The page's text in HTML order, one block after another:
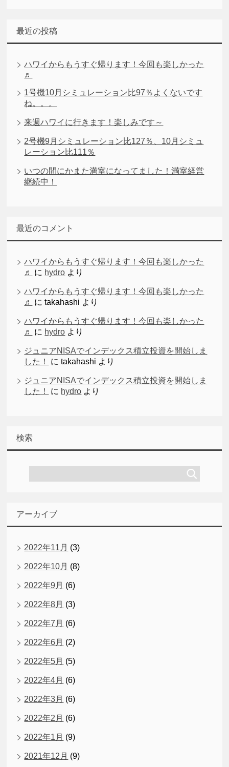
最近の投稿
ハワイからもうすぐ帰ります！今回も楽しかった
♬
1号機10月シミュレーション比97％よくないです
ね。。。
来週ハワイに行きます！楽しみです～
2号機9月シミュレーション比127％、10月シミュ
レーション比111％
いつの間にかまた満室になってました！満室経営
継続中！
最近のコメント
ハワイからもうすぐ帰ります！今回も楽しかった
♬
に hydro より
ハワイからもうすぐ帰ります！今回も楽しかった
♬
にtakahashi より
ハワイからもうすぐ帰ります！今回も楽しかった
♬
に hydro より
ジュニアNISAでインデックス積立投資を開始しま
した！
にtakahashi より
ジュニアNISAでインデックス積立投資を開始しま
した！
に hydro より
検索
アーカイブ
2022年11月 (3)
2022年10月 (8)
2022年9月 (6)
2022年8月 (3)
2022年7月 (6)
2022年6月 (2)
2022年5月 (5)
2022年4月 (6)
2022年3月 (6)
2022年2月 (6)
2022年1月 (9)
2021年12月 (9)